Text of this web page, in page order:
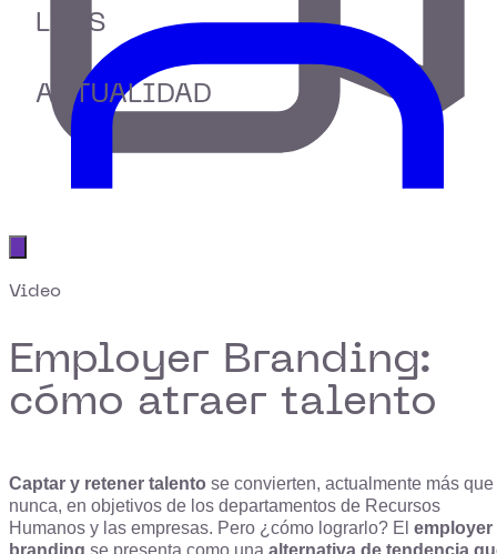
LABS
ACTUALIDAD
Video
Employer Branding:
cómo atraer talento
Captar y retener talento se convierten, actualmente más que
nunca, en objetivos de los departamentos de Recursos
Humanos y las empresas. Pero ¿cómo lograrlo? El employer